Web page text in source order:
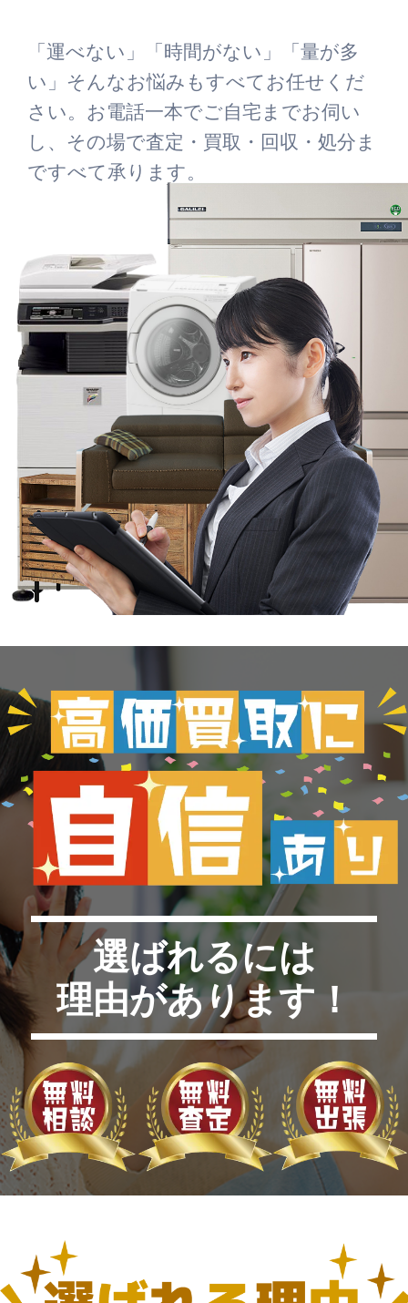
「運べない」「時間がない」「量が多
い」そんなお悩みもすべてお任せくだ
さい。お電話一本でご自宅までお伺い
し、その場で査定・買取・回収・処分ま
ですべて承ります。
選ばれるには
理由があります！